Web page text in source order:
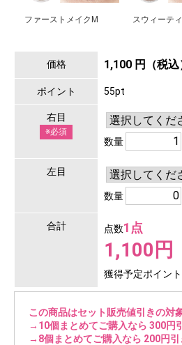
ファーストメイクM スウィーテ
価格 1,100 円（税込
ポイント 55pt
右目
※必須
数量
左目
数量
合計 点数1点
1,100円
獲得予定ポイント
この商品はセット販売値引きの対
→10個まとめてご購入なら 300円
→8個まとめてご購入なら 200円引